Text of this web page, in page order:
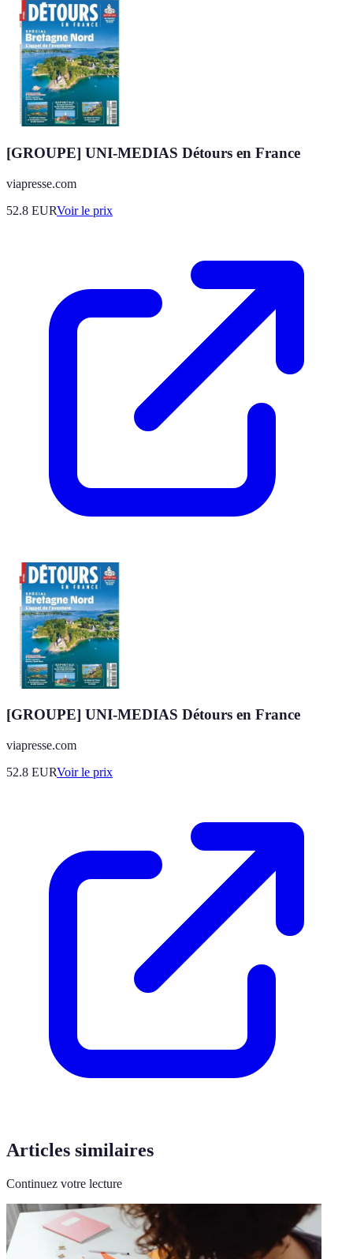
[GROUPE] UNI-MEDIAS Détours en France
viapresse.com
52.8 EURVoir le prix
[GROUPE] UNI-MEDIAS Détours en France
viapresse.com
52.8 EURVoir le prix
Articles similaires
Continuez votre lecture